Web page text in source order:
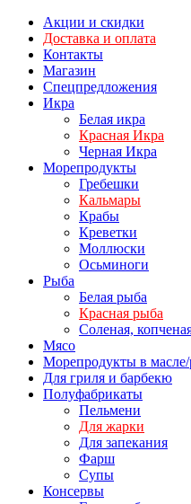
Акции и скидки
Доставка и оплата
Контакты
Магазин
Спецпредложения
Икра
Белая икра
Красная Икра
Черная Икра
Морепродукты
Гребешки
Кальмары
Крабы
Креветки
Моллюски
Осьминоги
Рыба
Белая рыба
Красная рыба
Соленая,
Мясо
Морепродукты в масле/
Для гриля и барбекю
Полуфабрикаты
Пельмени
Для жарки
Для запекания
Фарш
Супы
Консервы